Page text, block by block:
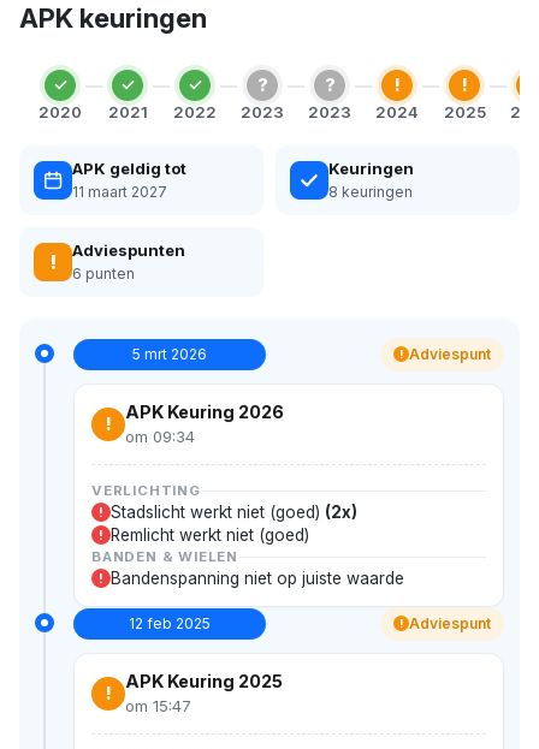
APK keuringen
2020 2021 2022
?
2023
?
2023
!
2024
!
2025
APK geldig tot
11 maart 2027
Keuringen
8 keuringen
! Adviespunten
6 punten
5 mrt 2026 ! Adviespunt
!
APK Keuring 2026
om 09:34
VERLICHTING
! Stadslicht werkt niet (goed) (2x)
! Remlicht werkt niet (goed)
BANDEN & WIELEN
! Bandenspanning niet op juiste waarde
12 feb 2025 ! Adviespunt
!
APK Keuring 2025
om 15:47